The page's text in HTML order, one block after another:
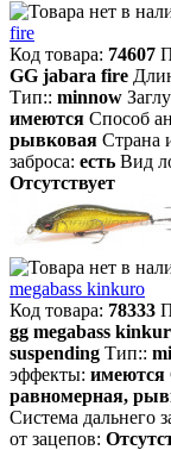
fire
Код товара: 74607
GG jabara fire
Тип:: minnow
имеются Способ
рывковая Страна
заброса: есть Вид
Отсутствует
megabass kinkuro
Код товара: 78333
gg megabass
suspending Тип::
эффекты: имеются
равномерная,
Система дальнего
от зацепов: